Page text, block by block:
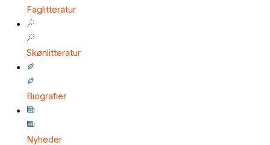
Faglitteratur
Skønlitteratur
Biografier
Nyheder